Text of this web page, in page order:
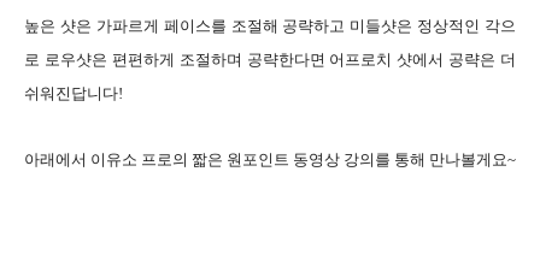
높은 샷은 가파르게 페이스를 조절해 공략하고 미들샷은 정상적인 각으
로 로우샷은 편편하게 조절하며 공략한다면 어프로치 샷에서 공략은 더
쉬워진답니다!
아래에서 이유소 프로의 짧은 원포인트 동영상 강의를 통해 만나볼게요~